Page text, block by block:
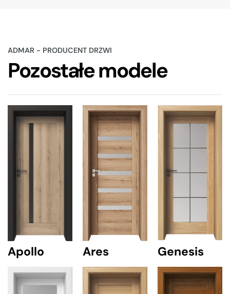
ADMAR - PRODUCENT DRZWI
Pozostałe modele
Apollo Ares Genesis